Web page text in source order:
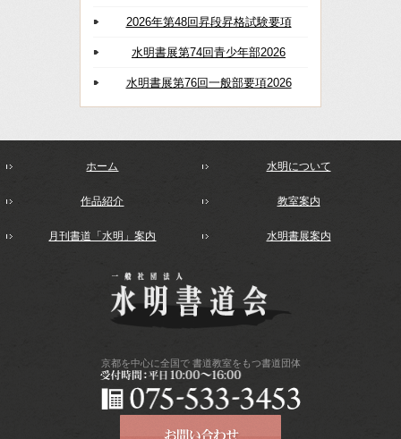
2026年第48回昇段昇格試験要項
水明書展第74回青少年部2026
水明書展第76回一般部要項2026
ホーム 水明について
作品紹介 教室案内
月刊書道「水明」案内 水明書展案内
京都を中心に全国で書道教室をもつ書道団体